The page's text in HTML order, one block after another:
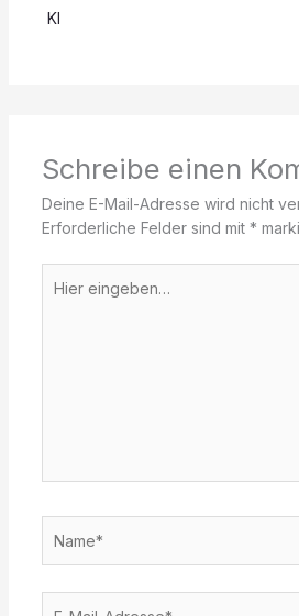
KI
Schreibe einen
Deine E-Mail-Adresse wird nicht
Erforderliche Felder sind mit *
eingeben…